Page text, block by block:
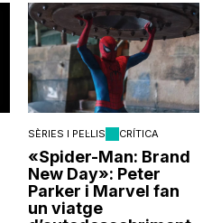
SÈRIES I PEL·LIS CRÍTICA
«Spider-Man: Brand
New Day»: Peter
Parker i Marvel fan
un viatge